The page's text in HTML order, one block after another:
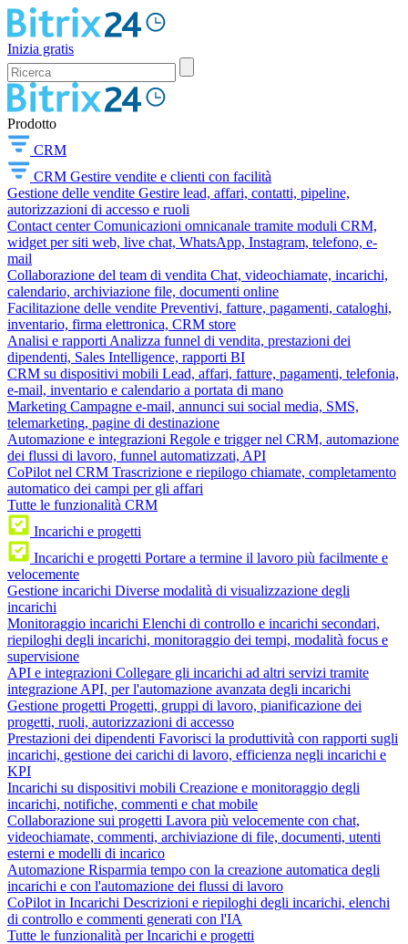
Inizia gratis
Prodotto
CRM
CRM Gestire vendite e clienti con facilità
Gestione delle vendite Gestire lead, affari, contatti, pipeline,
autorizzazioni di accesso e ruoli
Contact center Comunicazioni omnicanale tramite moduli CRM,
widget per siti web, live chat, WhatsApp, Instagram, telefono, e-
mail
Collaborazione del team di vendita Chat, videochiamate, incarichi,
calendario, archiviazione file, documenti online
Facilitazione delle vendite Preventivi, fatture, pagamenti, cataloghi,
inventario, firma elettronica, CRM store
Analisi e rapporti Analizza funnel di vendita, prestazioni dei
dipendenti, Sales Intelligence, rapporti BI
CRM su dispositivi mobili Lead, affari, fatture, pagamenti, telefonia,
e-mail, inventario e calendario a portata di mano
Marketing Campagne e-mail, annunci sui social media, SMS,
telemarketing, pagine di destinazione
Automazione e integrazioni Regole e trigger nel CRM, automazione
dei flussi di lavoro, funnel automatizzati, API
CoPilot nel CRM Trascrizione e riepilogo chiamate, completamento
automatico dei campi per gli affari
Tutte le funzionalità CRM
Incarichi e progetti
Incarichi e progetti Portare a termine il lavoro più facilmente e
velocemente
Gestione incarichi Diverse modalità di visualizzazione degli
incarichi
Monitoraggio incarichi Elenchi di controllo e incarichi secondari,
riepiloghi degli incarichi, monitoraggio dei tempi, modalità focus e
supervisione
API e integrazioni Collegare gli incarichi ad altri servizi tramite
integrazione API, per l'automazione avanzata degli incarichi
Gestione progetti Progetti, gruppi di lavoro, pianificazione dei
progetti, ruoli, autorizzazioni di accesso
Prestazioni dei dipendenti Favorisci la produttività con rapporti sugli
incarichi, gestione dei carichi di lavoro, efficienza negli incarichi e
KPI
Incarichi su dispositivi mobili Creazione e monitoraggio degli
incarichi, notifiche, commenti e chat mobile
Collaborazione sui progetti Lavora più velocemente con chat,
videochiamate, commenti, archiviazione di file, documenti, utenti
esterni e modelli di incarico
Automazione Risparmia tempo con la creazione automatica degli
incarichi e con l'automazione dei flussi di lavoro
CoPilot in Incarichi Descrizioni e riepiloghi degli incarichi, elenchi
di controllo e commenti generati con l'IA
Tutte le funzionalità per Incarichi e progetti